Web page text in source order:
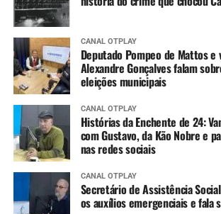
CANAL OTPLAY
Deputado Pompeo de Mattos e
Alexandre Gonçalves falam
eleições municipais
CANAL OTPLAY
Histórias da Enchente de 24:
com Gustavo, da Kão Nobre e
nas redes sociais
CANAL OTPLAY
Secretário de Assistência
os auxílios emergenciais e fala